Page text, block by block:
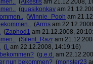
(Alkestis am 21.12.2008,
(quasikonkav am
(Winnie_Pooh am
(Arrris am
(Zaphod1 am 21.12.2008,
(Silent_Razr am
(j. am 22.12.2008, 14:19:16)
(q.e.d. am
nun bekommen? (monster23